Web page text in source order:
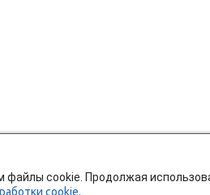
файлы cookie. Продолжая
cookie.